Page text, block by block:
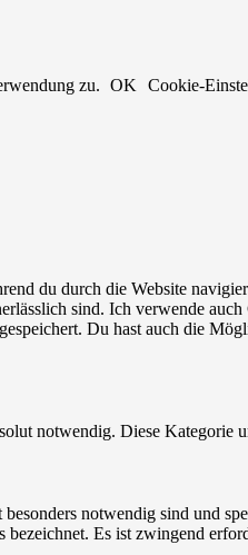
zu. OK
Cookie-
du durch die Website
sind. Ich verwende
Du hast auch die
notwendig. Diese Kategorie
notwendig sind und
Es ist zwingend